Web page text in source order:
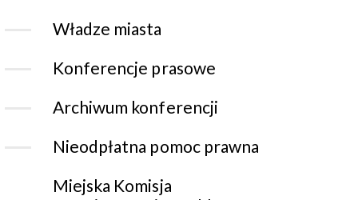
Władze miasta
Konferencje prasowe
Archiwum konferencji
Nieodpłatna pomoc prawna
Miejska Komisja